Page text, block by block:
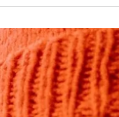
le Finistère, MMProjet
la rade de Brest. Découvrez
projet et notre vision de la